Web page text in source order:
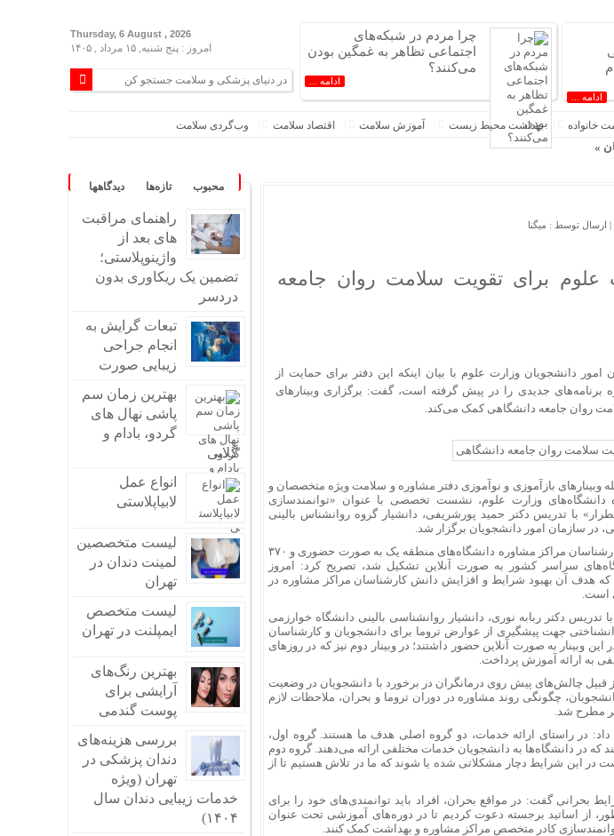
ادامه ...
چرا مردم در شبکه‌های
اجتماعی تظاهر به غمگین بودن
می‌کنند؟
ادامه ...
Thursday, 6 August , 2026
امروز : پنج شنبه, ۱۵ مرداد , ۱۴۰۵
خانواده بهداشت محیط زیست آموزش سلامت اقتصاد سلامت وب‌گردی سلامت
»
جمعیت در سازمان نظام پزشکی
روز خودرو
هستند؟
باشد
از روند خدمت‌رسانی به زائران اربعین در موکب شهدای سلامت مرز تمرچین
یک پروتئین
| ارسال توسط : میگنا
علوم برای تقویت سلامت روان جامعه
دانشجویان وزارت علوم با بیان اینکه این دفتر برای حمایت از
برنامه‌های جدیدی را در پیش گرفته است، گفت: برگزاری وبینارهای
روان جامعه دانشگاهی کمک می‌کند.
وبینارهای بازآموزی و نوآموزی دفتر مشاوره و سلامت ویژه متخصصان و
دانشگاه‌های وزارت علوم، نشست تخصصی با عنوان «توانمندسازی
با تدریس دکتر حمید پورشریفی، دانشیار گروه روانشناس بالینی
در سازمان امور دانشجویان برگزار شد.
وی با بیان اینکه این نشست با ۴۱ نفر از کارشناسان مراکز مشاوره دانشگاه‌های منطقه یک به صورت حضوری و ۳۷۰
سراسر کشور به صورت آنلاین تشکیل شد، تصریح کرد: امروز
که هدف آن بهبود شرایط و افزایش دانش کارشناسان مراکز مشاوره در
است.
دکتر ربابه نوری، دانشیار روانشناسی بالینی دانشگاه خوارزمی
مداخلات روانشناختی جهت پیشگیری از عوارض تروما برای دانشجویان و کارشناسان
انجام شد و تعداد ۴۲۰ نفر در این وبینار به صورت آنلاین حضور داشتند؛ در وبینار دوم نیز که در روزهای
چالش‌های پیش روی درمانگران در برخورد با دانشجویان در وضعیت
چگونگی روند مشاوره در دوران تروما و بحران، ملاحظات لازم
مطرح شد.
در راستای ارائه خدمات، دو گروه اصلی هدف ما هستند. گروه اول،
در دانشگاه‌ها به دانشجویان خدمات مختلفی ارائه می‌دهند. گروه دوم
این شرایط دچار مشکلاتی شده یا شوند که ما در تلاش هستیم تا از
بحرانی گفت: در مواقع بحران، افراد باید توانمندی‌های خود را برای
از اساتید برجسته دعوت کردیم تا در دوره‌های آموزشی تحت عنوان
کادر متخصص مراکز مشاوره و بهداشت کمک کنند.
محبوب تازه‌ها دیدگاهها
راهنمای مراقبت
های بعد از
واژینوپلاستی؛
تضمین یک ریکاوری بدون
دردسر
تبعات گرایش به
انجام جراحی
زیبایی صورت
بهترین زمان سم
پاشی نهال های
گردو، بادام و
گلابی
انواع عمل
لابیاپلاستی
لیست متخصصین
لمینت دندان در
تهران
لیست متخصص
ایمپلنت در تهران
بهترین رنگ‌های
آرایشی برای
پوست گندمی
بررسی هزینه‌های
دندان پزشکی در
تهران (ویژه
خدمات زیبایی دندان سال
۱۴۰۴)